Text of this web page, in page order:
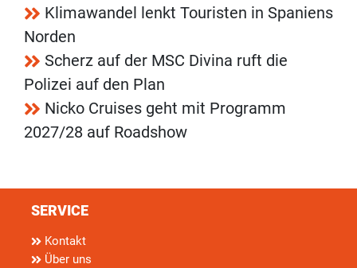
Klimawandel lenkt Touristen in Spaniens
Norden
Scherz auf der MSC Divina ruft die
Polizei auf den Plan
Nicko Cruises geht mit Programm
2027/28 auf Roadshow
SERVICE
Kontakt
Über uns